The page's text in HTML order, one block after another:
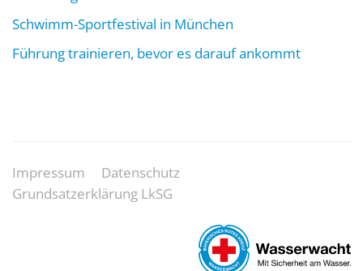
Schwimm-Sportfestival in München
Führung trainieren, bevor es darauf ankommt
Impressum
Datenschutz
Grundsatzerklärung LkSG